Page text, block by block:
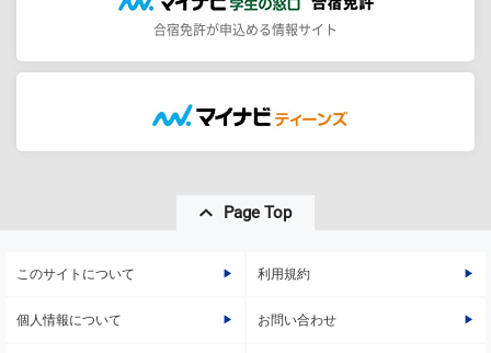
合宿免許が申込める情報サイト
Page Top
このサイトについて 利用規約
個人情報について お問い合わせ